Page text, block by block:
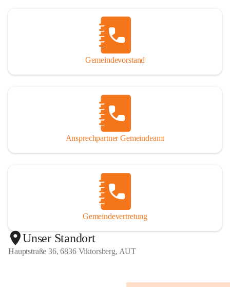
Gemeindevorstand
Ansprechpartner Gemeindeamt
Gemeindevertretung
Unser Standort
Hauptstraße 36, 6836 Viktorsberg, AUT